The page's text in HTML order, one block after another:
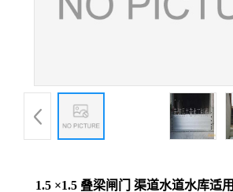
1.5 ×1.5 叠梁闸门 渠道水道水库适用